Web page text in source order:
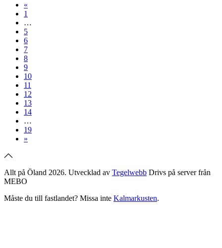
«
1
…
5
6
7
8
9
10
11
12
13
14
…
19
»
Allt på Öland 2026. Utvecklad av Tegelwebb Drivs på server från
MEBO
Måste du till fastlandet? Missa inte Kalmarkusten.